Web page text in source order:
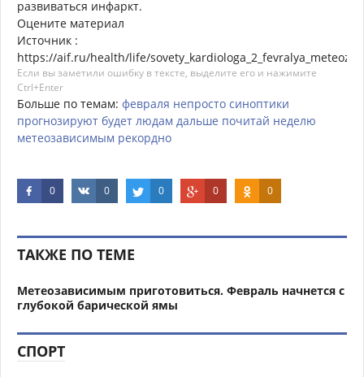
развиваться инфаркт.
Оцените материал
Источник :
https://aif.ru/health/life/
Если вы заметили ошибку в тексте, выделите его и нажимите
Ctrl+Enter
Больше по темам: февраля непросто синоптики
прогнозируют будет людам дальше почитай неделю
метеозависимым рекордно
0 0 0 0 0
ТАКЖЕ ПО ТЕМЕ
Метеозависимым приготовиться. Февраль начнется с
глубокой барической ямы
СПОРТ